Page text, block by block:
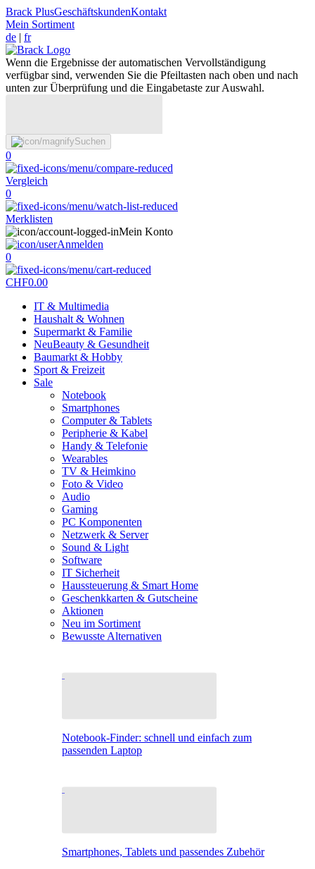
Brack PlusGeschäftskundenKontakt
Mein Sortiment
de | fr
Wenn die Ergebnisse der automatischen Vervollständigung
verfügbar sind, verwenden Sie die Pfeiltasten nach oben und nach
unten zur Überprüfung und die Eingabetaste zur Auswahl.
Suchen
0
Vergleich
0
Merklisten
Mein Konto
Anmelden
0
CHF0.00
IT & Multimedia
Haushalt & Wohnen
Supermarkt & Familie
NeuBeauty & Gesundheit
Baumarkt & Hobby
Sport & Freizeit
Sale
Notebook
Smartphones
Computer & Tablets
Peripherie & Kabel
Handy & Telefonie
Wearables
TV & Heimkino
Foto & Video
Audio
Gaming
PC Komponenten
Netzwerk & Server
Sound & Light
Software
IT Sicherheit
Haussteuerung & Smart Home
Geschenkkarten & Gutscheine
Aktionen
Neu im Sortiment
Bewusste Alternativen
Notebook-Finder: schnell und einfach zum
passenden Laptop
Smartphones, Tablets und passendes Zubehör